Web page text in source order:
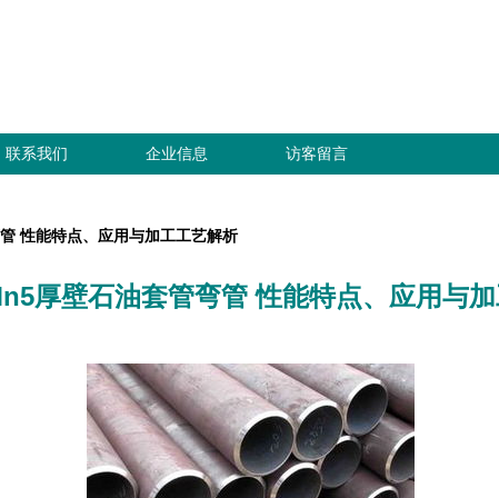
联系我们 企业信息 访客留言
性能特点、应用与加工工艺解析
厚壁石油套管弯管 性能特点、应用与